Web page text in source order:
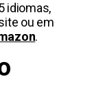
idiomas,
ou em
.